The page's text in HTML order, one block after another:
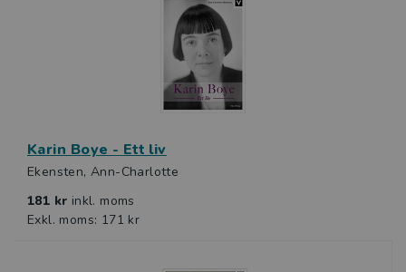
Karin Boye - Ett liv
Ekensten, Ann-Charlotte
181 kr inkl. moms
Exkl. moms: 171 kr